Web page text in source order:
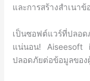
และการสร้างสำเนาข้
เป็นซอฟต์แวร์ที่ปลอด
แน่นอน! Aiseesoft
ปลอดภัยต่อข้อมูลของ